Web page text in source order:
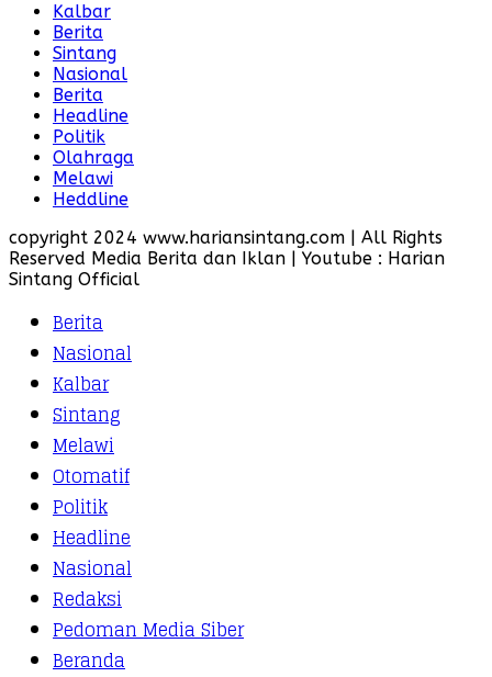
Kalbar
Berita
Sintang
Nasional
Berita
Headline
Politik
Olahraga
Melawi
Heddline
copyright 2024 www.hariansintang.com | All Rights
Reserved Media Berita dan Iklan | Youtube : Harian
Sintang Official
Berita
Nasional
Kalbar
Sintang
Melawi
Otomatif
Politik
Headline
Nasional
Redaksi
Pedoman Media Siber
Beranda